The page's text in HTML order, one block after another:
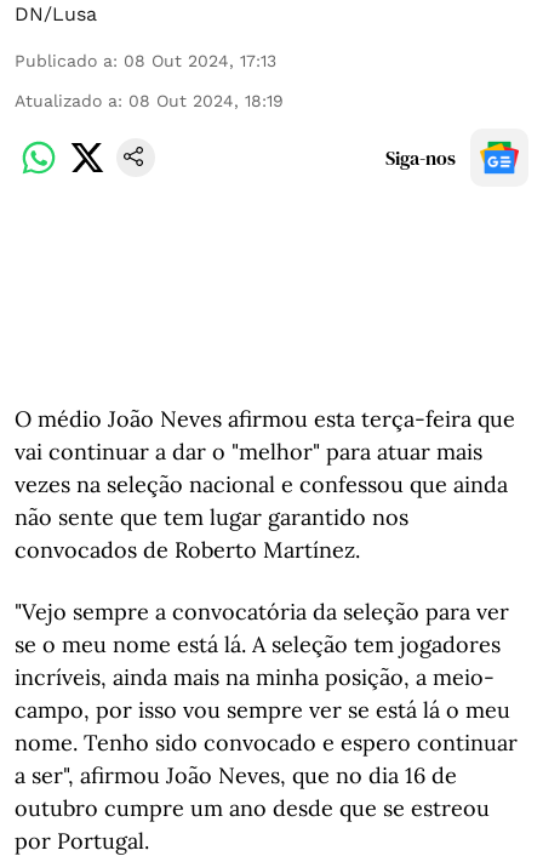
DN/Lusa
Publicado a: 08 Out 2024, 17:13
Atualizado a: 08 Out 2024, 18:19
Siga-nos
O médio João Neves afirmou esta terça-feira que
vai continuar a dar o "melhor" para atuar mais
vezes na seleção nacional e confessou que ainda
não sente que tem lugar garantido nos
convocados de Roberto Martínez.
"Vejo sempre a convocatória da seleção para ver
se o meu nome está lá. A seleção tem jogadores
incríveis, ainda mais na minha posição, a meio-
campo, por isso vou sempre ver se está lá o meu
nome. Tenho sido convocado e espero continuar
a ser", afirmou João Neves, que no dia 16 de
outubro cumpre um ano desde que se estreou
por Portugal.